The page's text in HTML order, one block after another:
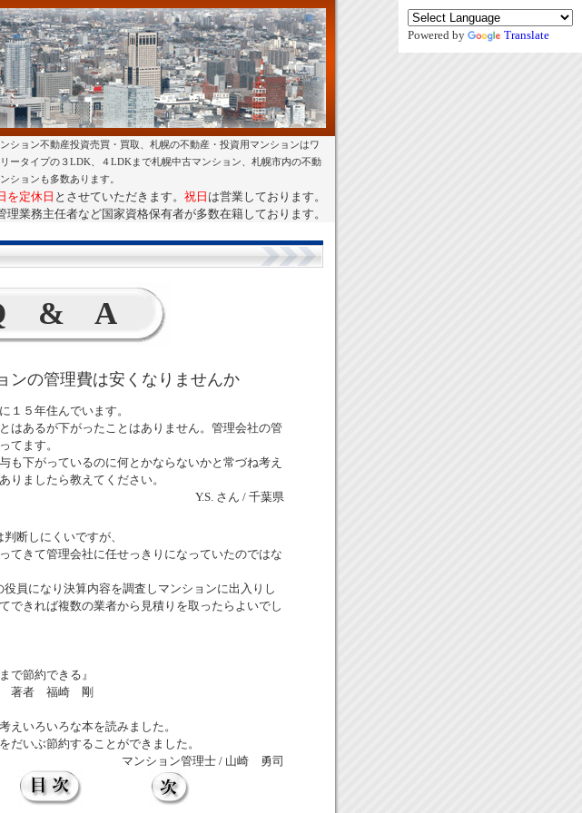
ション不動産投資売買・買取、札幌の不動産・投資用マンションはワ
ータイプの３LDK、４LDKまで札幌中古マンション、札幌市内の不動
ションも多数あります。
を定休日 とさせていただきます。 祝日 は営業しております。
業務主任者など国家資格保有者が多数在籍しております。
Powered by Translate
& A
ンの管理費は安くなりませんか
１５年住んでいます。
はあるが下がったことはありません。管理会社の管
てます。
も下がっているのに何とかならないかと常づね考え
りましたら教えてください。
Y.S. さん / 千葉県
断しにくいですが、
てきて管理会社に任せっきりになっていたのではな
員になり決算内容を調査しマンションに出入りし
できれば複数の業者から見積りを取ったらよいでし
で節約できる』
者 福崎 剛
えいろいろな本を読みました。
だいぶ節約することができました。
マンション管理士 / 山崎 勇司